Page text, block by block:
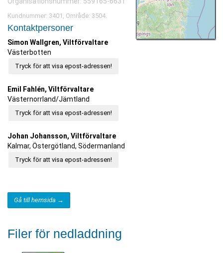
Kundnummer: 3401, Område: 3504.
Kontaktpersoner
Simon Wallgren, Viltförvaltare
Västerbotten
Tryck för att visa epost-adressen!
Emil Fahlén, Viltförvaltare
Västernorrland/Jämtland
Tryck för att visa epost-adressen!
Johan Johansson, Viltförvaltare
Kalmar, Östergötland, Södermanland
Tryck för att visa epost-adressen!
Gå till hemsida →
Filer för nedladdning